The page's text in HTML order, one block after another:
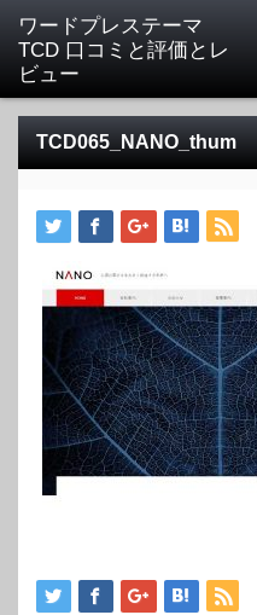
ワードプレステーマ
TCD 口コミと評価とレ
ビュー
TCD065_NANO_thum